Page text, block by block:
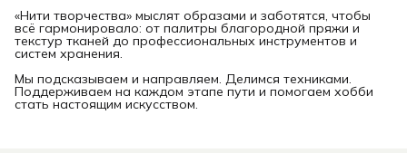
«Нити творчества» мыслят образами и заботятся, чтобы
всё гармонировало: от палитры благородной пряжи и
текстур тканей до профессиональных инструментов и
систем хранения.
Мы подсказываем и направляем. Делимся техниками.
Поддерживаем на каждом этапе пути и помогаем хобби
стать настоящим искусством.